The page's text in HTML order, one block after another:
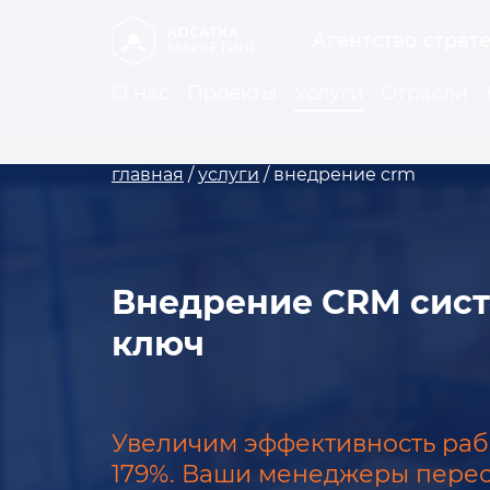
главная /услуги / внедрение crm
Внедрение CRM
ключ
Увеличим эффективность
179%. Ваши менеджеры